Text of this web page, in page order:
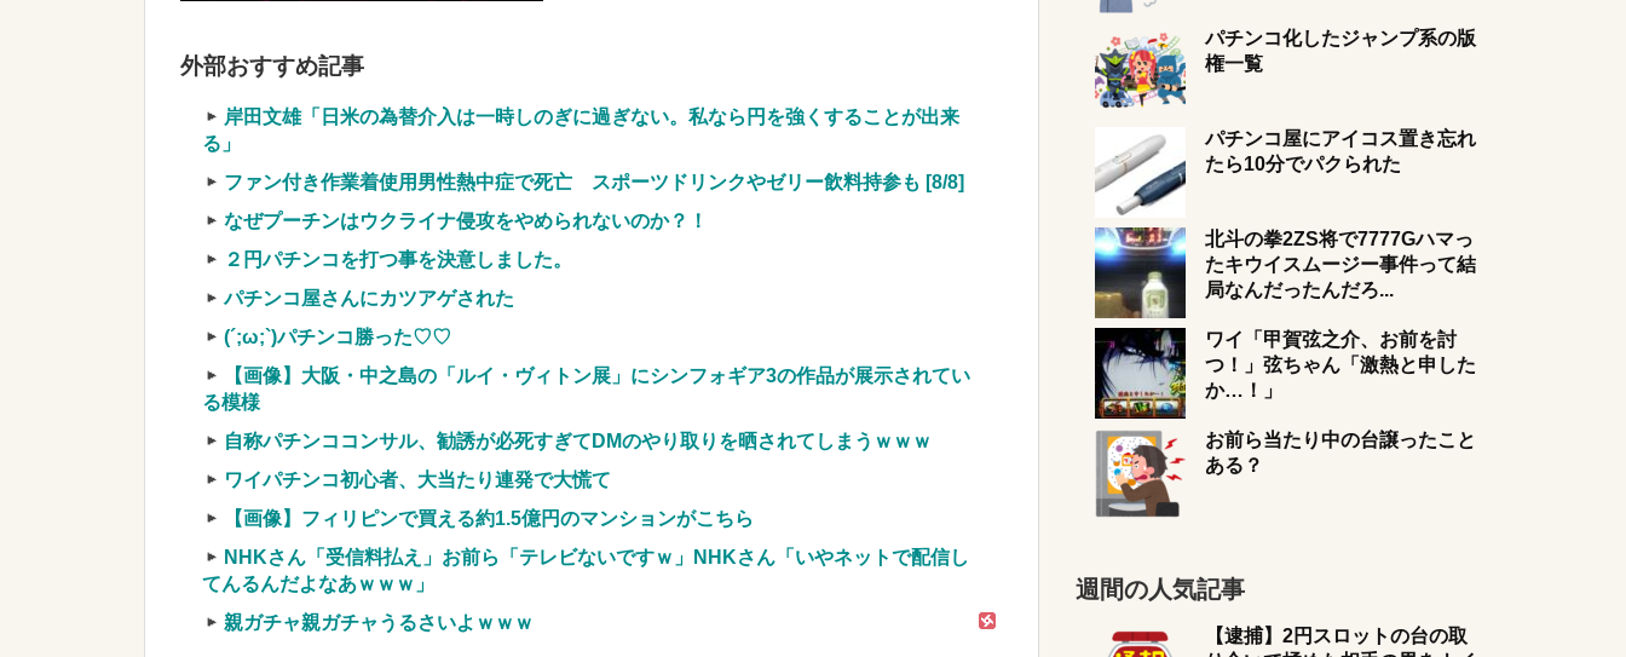
実質確率という罠
車上のテントでキャンプ 民泊施設が車のレンタル 五所川原 青森
【競馬・難解】6/30(水)第44回帝王賞(JpnI) Part6 みんなの予想
Powered by livedoor 相互RSS
外部おすすめ記事
岸田文雄「日米の為替介入は一時しのぎに過ぎない。私なら円を強くすることが出来
る」
ファン付き作業着使用男性熱中症で死亡 スポーツドリンクやゼリー飲料持参も [8/8]
なぜプーチンはウクライナ侵攻をやめられないのか？！
２円パチンコを打つ事を決意しました。
パチンコ屋さんにカツアゲされた
(´;ω;`)パチンコ勝った♡♡
【画像】大阪・中之島の「ルイ・ヴィトン展」にシンフォギア3の作品が展示されてい
る模様
自称パチンココンサル、勧誘が必死すぎてDMのやり取りを晒されてしまうｗｗｗ
ワイパチンコ初心者、大当たり連発で大慌て
【画像】フィリピンで買える約1.5億円のマンションがこちら
NHKさん「受信料払え」お前ら「テレビないですｗ」NHKさん「いやネットで配信し
てんるんだよなあｗｗｗ」
親ガチャ親ガチャうるさいよｗｗｗ
パチンコ化したジャンプ系の版
権一覧
パチンコ屋にアイコス置き忘れ
たら10分でパクられた
北斗の拳2ZS将で7777Gハマっ
たキウイスムージー事件って結
局なんだったんだろ...
ワイ「甲賀弦之介、お前を討
つ！」弦ちゃん「激熱と申した
か…！」
お前ら当たり中の台譲ったこと
ある？
週間の人気記事
【逮捕】2円スロットの台の取